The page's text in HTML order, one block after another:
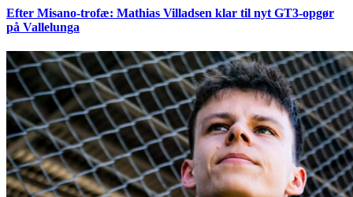
Efter Misano-trofæ: Mathias Villadsen klar til nyt GT3-opgør
på Vallelunga